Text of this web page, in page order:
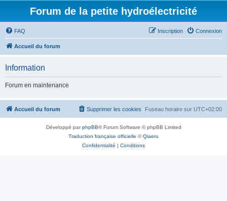
Forum de la petite hydroélectricité
FAQ Connexion
Inscription
Accueil du forum
Information
Forum en maintenance
Accueil du forum Fuseau horaire sur UTC+02:00
Supprimer les cookies
Développé parphpBB® Forum Software © phpBB Limited
Traduction française officielle ©Qiaeru
Confidentialité | Conditions